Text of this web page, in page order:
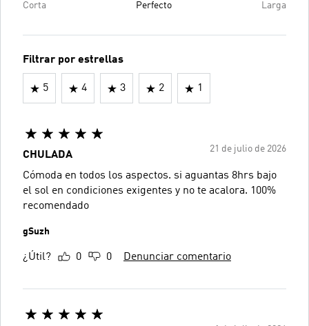
Corta Perfecto Larga
Filtrar por estrellas
5 4 3 2 1
21 de julio de 2026
CHULADA
Cómoda en todos los aspectos. si aguantas 8hrs bajo
el sol en condiciones exigentes y no te acalora. 100%
recomendado
gSuzh
¿Útil? 0 0 Denunciar comentario